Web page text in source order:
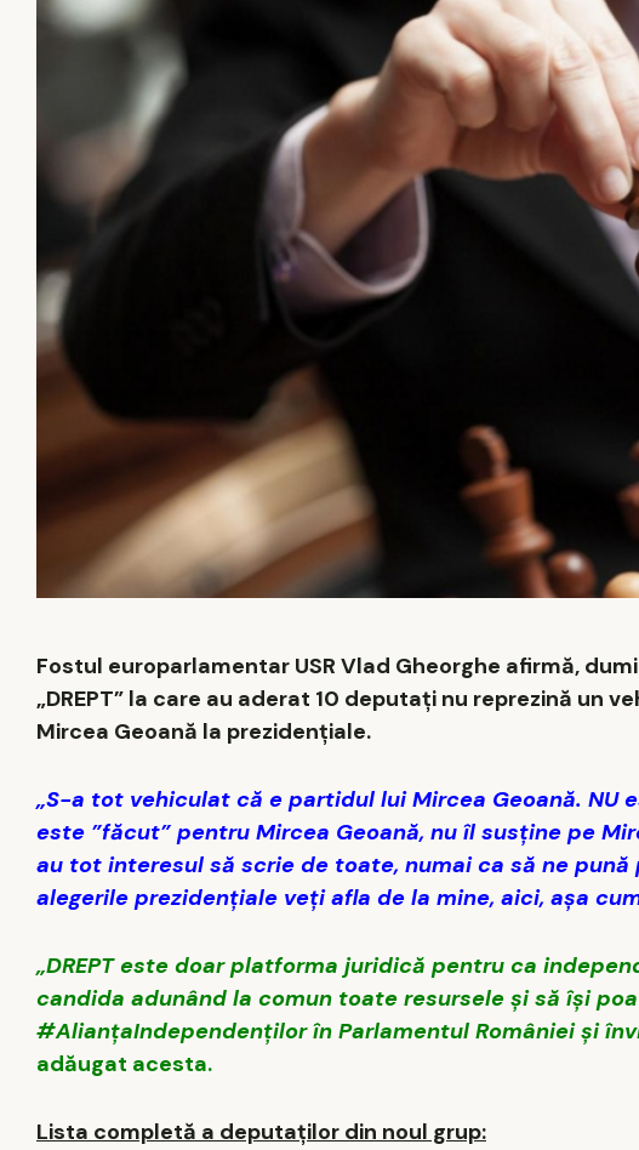
Fostul europarlamentar USR Vlad Gheorghe afirmă,
„DREPT” la care au aderat 10 deputați nu reprezină
Mircea Geoană la prezidențiale.
„S-a tot vehiculat că e partidul lui Mircea Geoană. NU
este ”făcut” pentru Mircea Geoană, nu îl susține pe
au tot interesul să scrie de toate, numai ca să ne
alegerile prezidențiale veți afla de la mine, aici, așa
„DREPT este doar platforma juridică pentru ca
candida adunând la comun toate resursele și să își
#AlianțaIndependenților în Parlamentul României și
adăugat acesta.
Lista completă a deputaților din noul grup: